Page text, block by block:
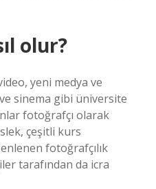
olur?
yeni medya ve
sinema gibi üniversite
fotoğrafçı olarak
çeşitli kurs
fotoğrafçılık
tarafından da icra